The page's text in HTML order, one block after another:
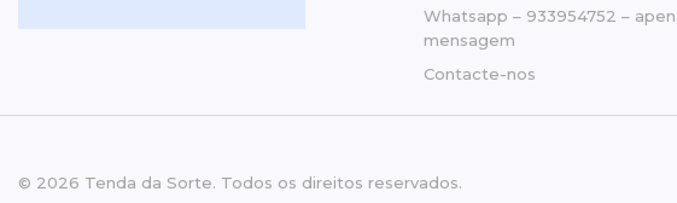
Whatsapp – 933954752 –
mensagem
Contacte-nos
© 2026 Tenda da Sorte. Todos os direitos reservados.